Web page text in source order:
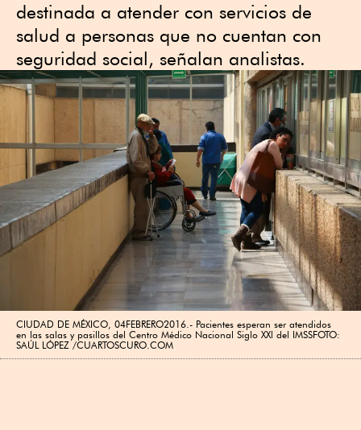
destinada a atender con servicios de
salud a personas que no cuentan con
seguridad social, señalan analistas.
CIUDAD DE MÉXICO, 04FEBRERO2016.- Pacientes esperan ser atendidos
en las salas y pasillos del Centro Médico Nacional Siglo XXl del IMSSFOTO:
SAÚL LÓPEZ /CUARTOSCURO.COM